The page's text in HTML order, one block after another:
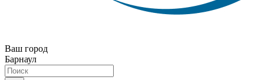
Ваш город
Барнаул